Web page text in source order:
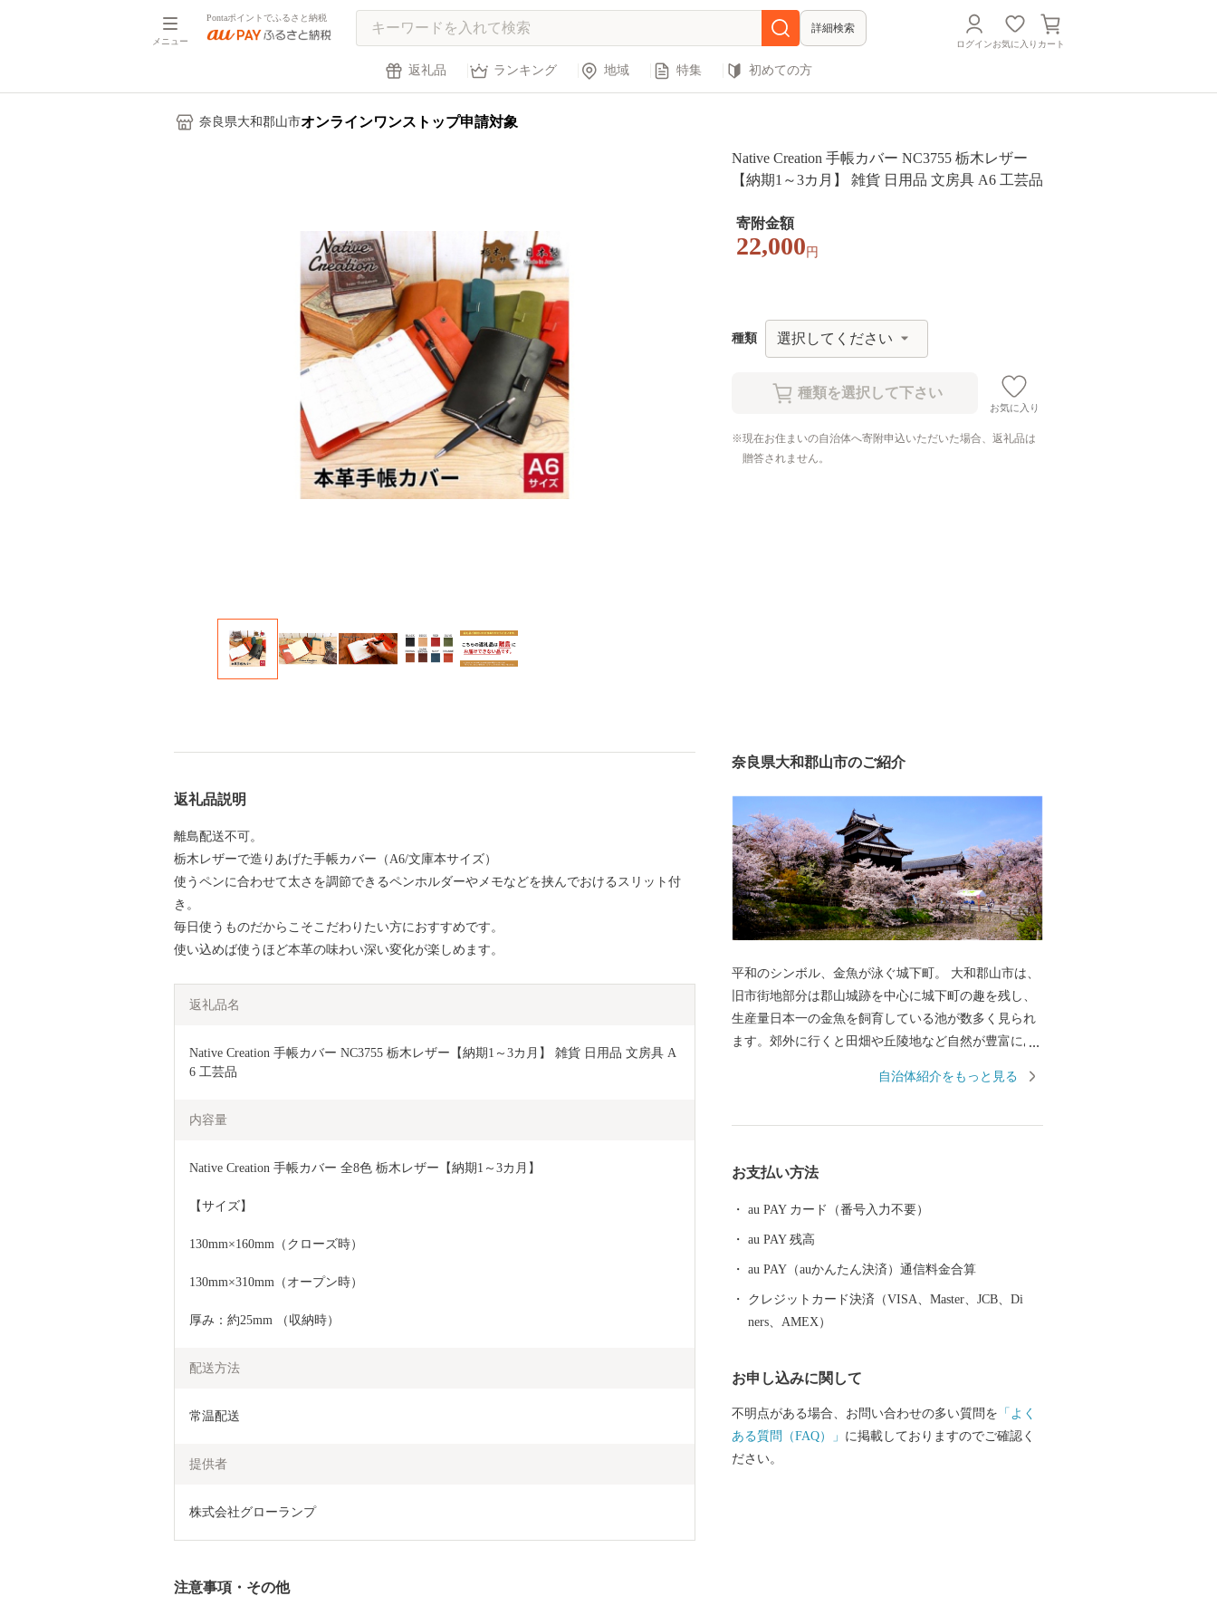
メニュー
Pontaポイントでふるさと納税
詳細検索
ログインお気に入り カート
返礼品 ランキング 地域 特集 初めての方
奈良県大和郡山市オンラインワンストップ申請対象
Native Creation 手帳カバー NC3755 栃木レザー
【納期1～3カ月】 雑貨 日用品 文房具 A6 工芸品
寄附金額
22,000 円
種類
お気に入り
現在お住まいの自治体へ寄附申込いただいた場合、返礼品は
贈答されません。
返礼品説明
離島配送不可。
栃木レザーで造りあげた手帳カバー（A6/文庫本サイズ）
使うペンに合わせて太さを調節できるペンホルダーやメモなどを挟んでおけるスリット付
き。
毎日使うものだからこそこだわりたい方におすすめです。
使い込めば使うほど本革の味わい深い変化が楽しめます。
返礼品名
Native Creation 手帳カバー NC3755 栃木レザー【納期1～3カ月】 雑貨 日用品 文房具 A
6 工芸品
内容量
Native Creation 手帳カバー 全8色 栃木レザー【納期1～3カ月】
【サイズ】
130mm×160mm（クローズ時）
130mm×310mm（オープン時）
厚み：約25mm （収納時）
配送方法
常温配送
提供者
株式会社グローランプ
注意事項・その他
奈良県大和郡山市のご紹介
平和のシンボル、金魚が泳ぐ城下町。 大和郡山市は、
旧市街地部分は郡山城跡を中心に城下町の趣を残し、
生産量日本一の金魚を飼育している池が数多く見られ
ます。郊外に行くと田畑や丘陵地など自然が豊富にあ
も備え、近鉄・JRの鉄道路線も通っている非常にバラ
可能性に恵まれ、誇らしい気持ちを抱くことができる
まち、また、誰もが訪れ、住み続けたくなるまちを目
の取り組みにご協力をいただきますよう、お願いいた
します。
自治体紹介をもっと見る
お支払い方法
au PAY カード（番号入力不要）
au PAY 残高
au PAY（auかんたん決済）通信料金合算
クレジットカード決済（VISA、Master、JCB、Di
ners、AMEX）
お申し込みに関して
不明点がある場合、お問い合わせの多い質問を 「よく
ある質問（FAQ）」 に掲載しておりますのでご確認く
ださい。